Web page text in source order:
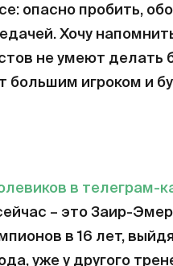
опасно пробить,
Хочу
не умеют делать
большим игроком и
в телеграм-
– это Заир-
в 16 лет,
уже у другого